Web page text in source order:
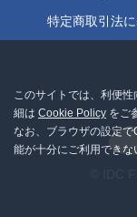
このサイトでは、利便
細は Cookie Policy をご
なお、ブラウザの設定
能が十分にご利用できな
特定商取引法
© IDC